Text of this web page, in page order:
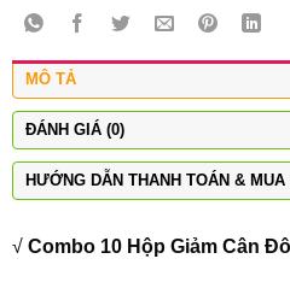
MÔ TẢ
ĐÁNH GIÁ (0)
HƯỚNG DẪN THANH TOÁN & MUA
√ Combo 10 Hộp Giảm Cân